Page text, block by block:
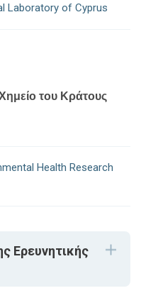
Laboratory of Cyprus
Χημείο του Κράτους
Health Research
Ερευνητικής